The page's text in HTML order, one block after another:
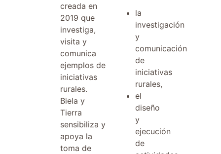
creada en
2019 que
investiga,
visita y
comunica
ejemplos de
iniciativas
rurales.
Biela y
Tierra
sensibiliza y
apoya la
toma de
la
investigación
y
comunicación
de
iniciativas
rurales,
el
diseño
y
ejecución
de